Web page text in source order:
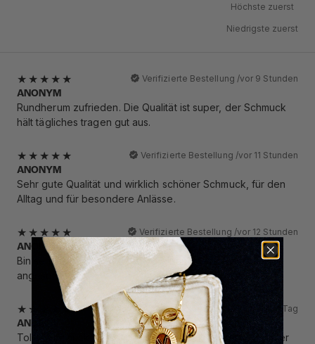
Höchste zuerst
Niedrigste zuerst
Verifizierte Bestellung /vor 9 Stunden
ANONYM
Rundherum zufrieden. Die Qualität ist super, der Schmuck
hält tägliches tragen gut aus.
Verifizierte Bestellung /vor 11 Stunden
ANONYM
Sehr gute Qualität und wirklich schöner Schmuck, für den
Alltag und für besondere Anlässe.
Verifizierte Bestellung /vor 12 Stunden
ANONYM
Bin sehr zufrieden und werde oft auf meinen Schmuck
angesprochen.
Verifizierte Bestellung /
vor 1 Tag
ANDREA
Toller Schmuck, selbst das Silber ist gut verträglich! Immer